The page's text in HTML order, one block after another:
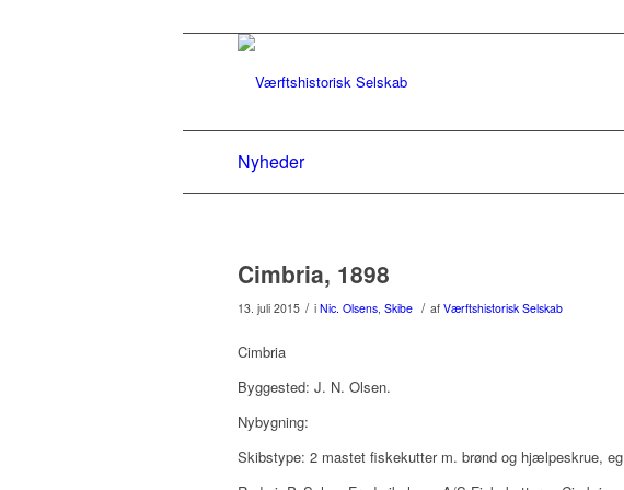
Nyheder
Cimbria, 1898
13. juli 2015 / i Nic. Olsens, Skibe / af Værftshistorisk Selskab
Cimbria
Byggested: J. N. Olsen.
Nybygning:
Skibstype: 2 mastet fiskekutter m. brønd og hjælpeskrue, eg